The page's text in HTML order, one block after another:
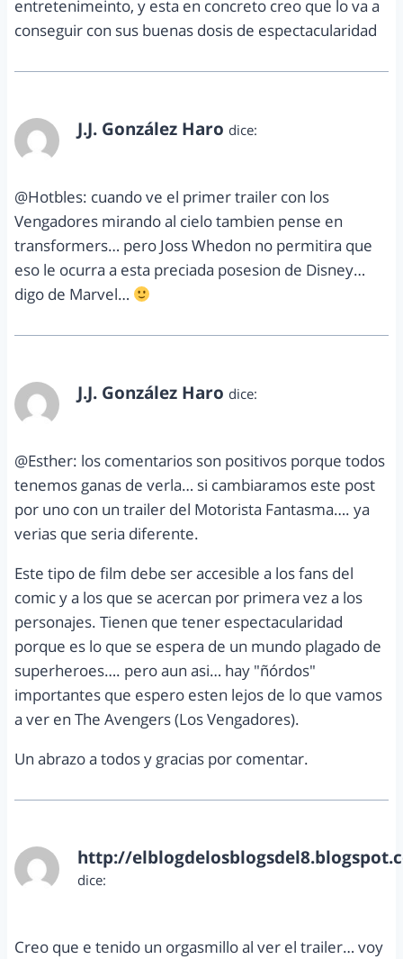
entretenimeinto, y esta en concreto creo que lo va a
conseguir con sus buenas dosis de espectacularidad
J.J. González Haro dice:
@Hotbles: cuando ve el primer trailer con los
Vengadores mirando al cielo tambien pense en
transformers… pero Joss Whedon no permitira que
eso le ocurra a esta preciada posesion de Disney…
digo de Marvel…
J.J. González Haro dice:
@Esther: los comentarios son positivos porque todos
tenemos ganas de verla… si cambiaramos este post
por uno con un trailer del Motorista Fantasma…. ya
verias que seria diferente.
Este tipo de film debe ser accesible a los fans del
comic y a los que se acercan por primera vez a los
personajes. Tienen que tener espectacularidad
porque es lo que se espera de un mundo plagado de
superheroes…. pero aun asi… hay "ñórdos"
importantes que espero esten lejos de lo que vamos
a ver en The Avengers (Los Vengadores).
Un abrazo a todos y gracias por comentar.
http://
dice:
Creo que e tenido un orgasmillo al ver el trailer… voy